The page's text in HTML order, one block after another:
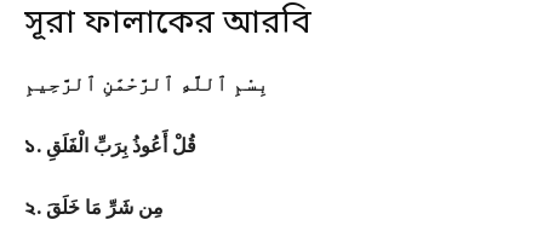
সূরা ফালাকের আরবি
بِسْمِ ٱللَّهِ ٱلرَّحْمَٰنِ ٱلرَّحِيمِ
১. قُلْ أَعُوذُ بِرَبِّ الْفَلَقِ
২. مِن شَرِّ مَا خَلَقَ